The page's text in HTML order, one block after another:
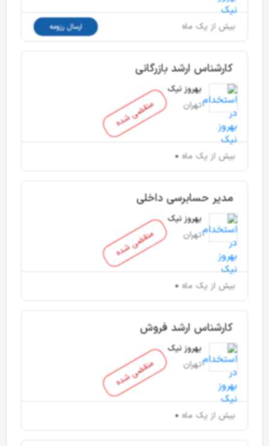
بیش از یک ماه ارسال رزومه
منقضی شده
کارشناس ارشد بازرگانی
بهروز نیک
تهران
بیش از یک ماه
منقضی شده
مدیر حسابرسی داخلی
بهروز نیک
تهران
بیش از یک ماه
منقضی شده
کارشناس ارشد فروش
بهروز نیک
تهران
بیش از یک ماه